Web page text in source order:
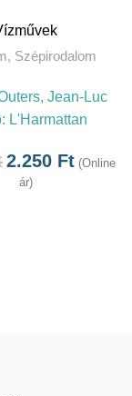
, Szépirodalom
Jean-Luc
L'Harmattan
2.250 Ft (Online
ár)